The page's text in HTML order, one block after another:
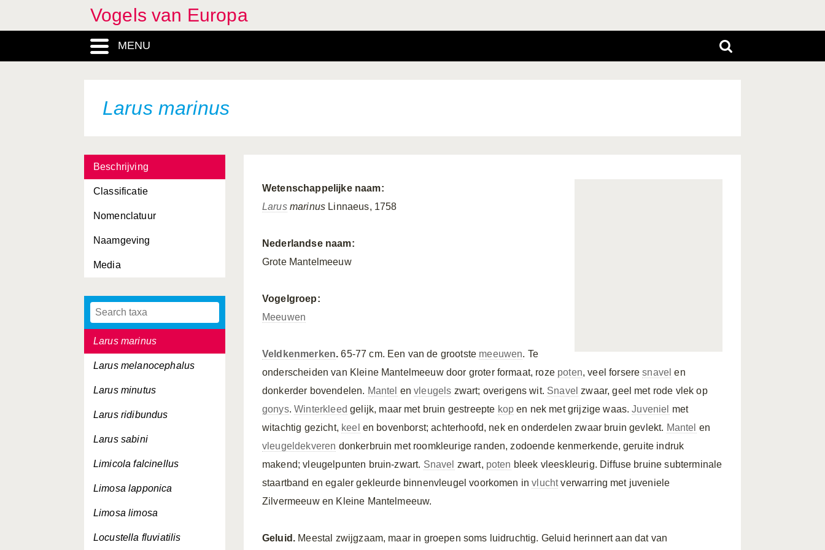
Vogels van Europa
MENU
Larus marinus
Beschrijving
Classificatie
Nomenclatuur
Naamgeving
Media
Lanius excubitor
Lanius meridionalis
Larus audouinii
Larus cachinnans
Larus canus
Larus fuscus
Larus genei
Larus hyperboreus
Larus marinus
Larus melanocephalus
Larus minutus
Larus ridibundus
Larus sabini
Limicola falcinellus
Limosa lapponica
Limosa limosa
Locustella fluviatilis
Wetenschappelijke naam:
Larusmarinus Linnaeus, 1758
Nederlandse naam:
Grote Mantelmeeuw
Vogelgroep:
Meeuwen
Veldkenmerken. 65-77 cm. Een van de grootste meeuwen. Te
onderscheiden van Kleine Mantelmeeuw door groter formaat, roze poten, veel forseresnavel en
donkerder bovendelen. Mantel envleugels zwart; overigens wit. Snavel zwaar, geel met rode vlek op
gonys.Winterkleed gelijk, maar met bruin gestreepte kop en nek met grijzige waas.Juveniel met
witachtig gezicht, keel en bovenborst; achterhoofd, nek en onderdelen zwaar bruin gevlekt. Mantel en
vleugeldekveren donkerbruin met roomkleurige randen, zodoende kenmerkende, geruite indruk
makend; vleugelpunten bruin-zwart. Snavel zwart, poten bleek vleeskleurig. Diffuse bruine subterminale
staartband en egaler gekleurde binnenvleugel voorkomen invluchtverwarring met juveniele
Zilvermeeuw en Kleine Mantelmeeuw.
Geluid. Meestal zwijgzaam, maar in groepen soms luidruchtig. Geluid herinnert aan dat van